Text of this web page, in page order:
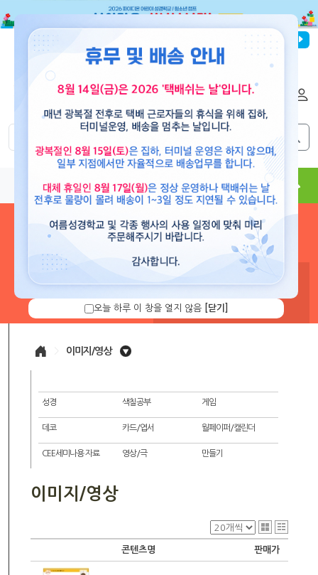
파이디온선교회
도서 뮤직 용품 현수막 콘텐츠
로그인 하시면 보유 캐쉬 확
니다.
이미지/영상
성경 색칠공부 게임
데코 카드/엽서 월페이퍼/캘린더
CEE세미나용 자료 영상/극 만들기
이미지/영상
콘텐츠명 판매가
오늘 하루 이 창을 열지 않음 [닫기]